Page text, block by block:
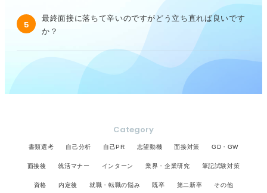
5
最終面接に落ちて辛いのですがどう立ち直れば良いです
か？
Category
書類選考 自己分析 自己PR 志望動機 面接対策 GD・GW
面接後 就活マナー インターン 業界・企業研究 筆記試験対策
資格 内定後 就職・転職の悩み 既卒 第二新卒 その他